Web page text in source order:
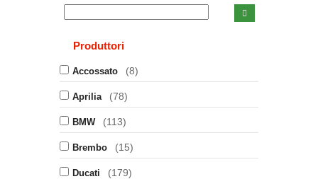
Produttori
Accossato (8)
Aprilia (78)
BMW (113)
Brembo (15)
Ducati (179)